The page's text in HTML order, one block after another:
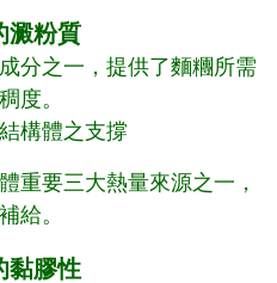
澱粉質
分之一，提供了麵糰所需
度。
構體之支撐
重要三大熱量來源之一，
給。
黏膠性